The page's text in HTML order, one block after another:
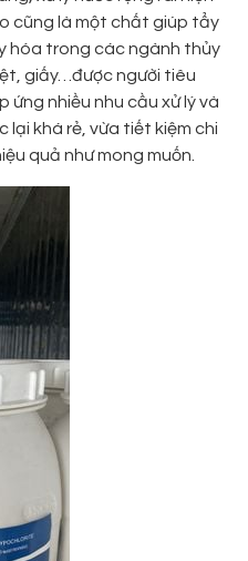
cũng là một chất giúp tẩy
hóa trong các ngành thủy
giấy…được người tiêu
ứng nhiều nhu cầu xử lý và
lại khá rẻ, vừa tiết kiệm chi
quả như mong muốn.